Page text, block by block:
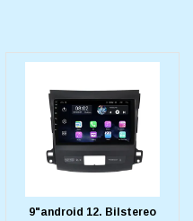
9"android 12. Bilstereo